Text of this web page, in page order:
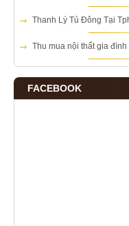
Thanh Lý Tủ Đông Tại
Thu mua nội thất gia
FACEBOOK